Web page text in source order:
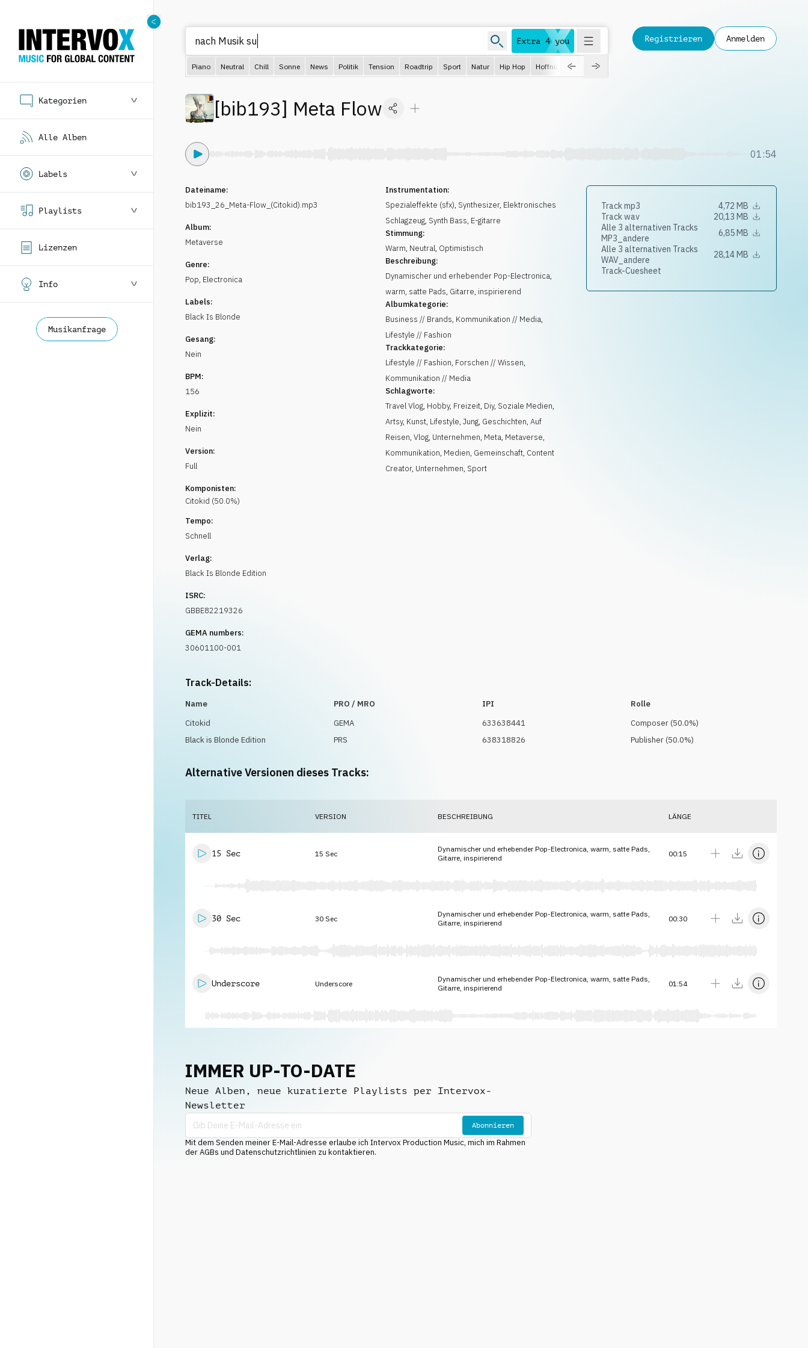
Kategorien
Alle Alben
Labels
Playlists
Lizenzen
Info
Musikanfrage
Extra 4 you
nac
Piano Neutral Chill Sonne News Politik Tension Roadtrip Sport Natur Hip Hop Hoffnungsvoll Dokumentation
Registrieren Anmelden
[bib193] Meta Flow
01:54
Dateiname:
bib193_26_Meta-Flow_(Citokid).mp3
Album:
Metaverse
Genre:
Pop, Electronica
Labels:
Black Is Blonde
Gesang:
Nein
BPM:
156
Explizit:
Nein
Version:
Full
Komponisten:
Citokid (50.0%)
Tempo:
Schnell
Verlag:
Black Is Blonde Edition
ISRC:
GBBE82219326
GEMA numbers:
30601100-001
Instrumentation:
Spezialeffekte (sfx), Synthesizer, Elektronisches
Schlagzeug, Synth Bass, E-gitarre
Stimmung:
Warm, Neutral, Optimistisch
Beschreibung:
Dynamischer und erhebender Pop-Electronica,
warm, satte Pads, Gitarre, inspirierend
Albumkategorie:
Business // Brands, Kommunikation // Media,
Lifestyle // Fashion
Trackkategorie:
Lifestyle // Fashion, Forschen // Wissen,
Kommunikation // Media
Schlagworte:
Travel Vlog, Hobby, Freizeit, Diy, Soziale Medien,
Artsy, Kunst, Lifestyle,Jung, Geschichten,Auf
Reisen,Vlog, Unternehmen, Meta, Metaverse,
Kommunikation, Medien, Gemeinschaft, Content
Creator, Unternehmen, Sport
Track mp3
4,72 MB
Track wav
20,13 MB
Alle 3 alternativen Tracks
MP3_andere
6,85 MB
Alle 3 alternativen Tracks
WAV_andere
28,14 MB
Track-Cuesheet
Track-Details:
Name PRO / MRO IPI
Rolle
Citokid
GEMA 633638441 Composer(50.0%)
Black is Blonde Edition
PRS 638318826 Publisher(50.0%)
Alternative Versionen dieses Tracks:
TITEL VERSION BESCHREIBUNG LÄNGE
15 Sec 15 Sec
Dynamischer und erhebender Pop-Electronica, warm, satte Pads,
Gitarre, inspirierend
00:15
30 Sec 30 Sec
Dynamischer und erhebender Pop-Electronica, warm, satte Pads,
Gitarre, inspirierend
00:30
Underscore Underscore
Dynamischer und erhebender Pop-Electronica, warm, satte Pads,
Gitarre, inspirierend
01:54
IMMER UP-TO-DATE
Neue Alben, neue kuratierte Playlists per Intervox-
Newsletter
Abonnieren
Mit dem Senden meiner E-Mail-Adresse erlaube ich Intervox Production Music, mich im Rahmen
der AGBs und Datenschutzrichtlinien zu kontaktieren.